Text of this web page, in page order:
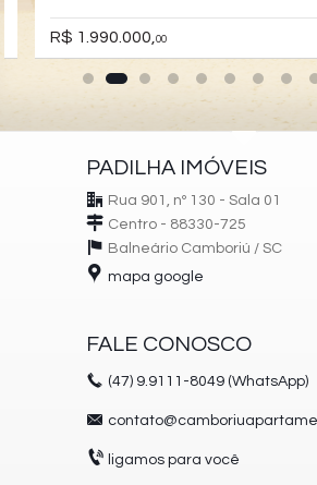
R$ 1.990.000, 00
PADILHA IMÓVEIS
Rua 901, nº 130 - Sala 01
Centro - 88330-725
Balneário Camboriú / SC
mapa google
FALE CONOSCO
(47) 9.9111-8049 (WhatsApp)
ligamos para você